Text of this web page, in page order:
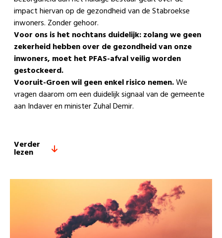
impact hiervan op de gezondheid van de Stabroekse
inwoners. Zonder gehoor.
Voor ons is het nochtans duidelijk: zolang we geen
zekerheid hebben over de gezondheid van onze
inwoners, moet het PFAS-afval veilig worden
gestockeerd.
Vooruit-Groen wil geen enkel risico nemen.We
vragen daarom om een duidelijk signaal van de gemeente
aan Indaver en minister Zuhal Demir.
Verder
lezen